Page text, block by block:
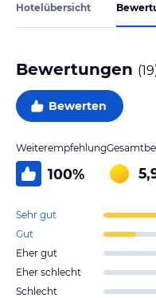
Hotelübersicht
Bewertungen (19
Bewerten
Weiterempfehlung
100%
Sehr gut
Gut
Eher gut
Eher schlecht
Schlecht